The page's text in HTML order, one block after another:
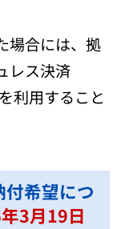
場合には、拠
レス決済
利用すること
希望につ
3月19日